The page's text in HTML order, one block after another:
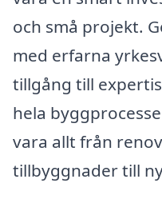
och små projekt.
med erfarna
tillgång till
hela
vara allt från
tillbyggnader till